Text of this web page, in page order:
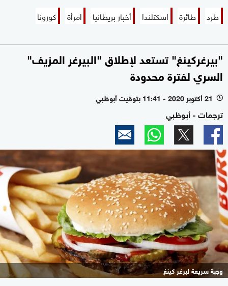
طرد طائرة اسكتلندا أخبار بريطانيا امرأة كورونا
"بيرغركينغ" تستعد لإطلاق "البيرغر المزيف"
السري لفترة محدودة
l 21 أكتوبر 2020 - 11:41 بتوقيت أبوظبي
ترجمات - أبوظبي
وجبة سريعة لبرغر كينغ